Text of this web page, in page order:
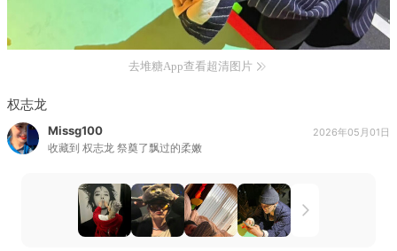
去堆糖App查看超清图片
权志龙
Missg100
收藏到 权志龙 祭奠了飘过的柔嫩
2026年05月01日